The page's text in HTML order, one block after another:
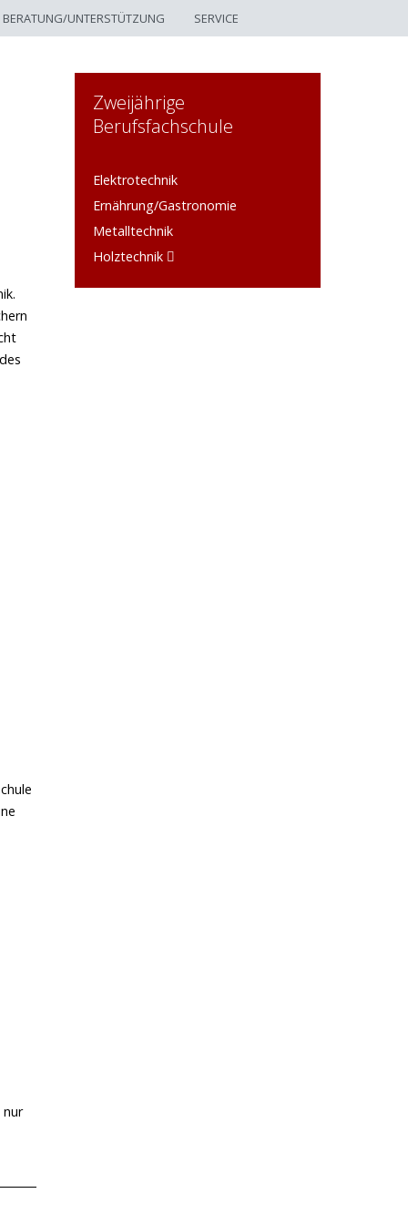
BERATUNG/UNTERSTÜTZUNG SERVICE
nur
Zweijährige
Berufsfachschule
Elektrotechnik
Ernährung/Gastronomie
Metalltechnik
Holztechnik